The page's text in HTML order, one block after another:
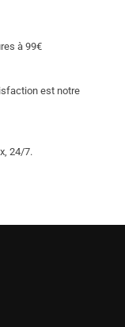
page
à 99€
est notre
24/7.